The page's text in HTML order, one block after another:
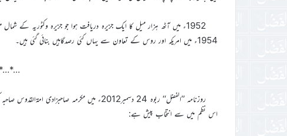
1952ء میں آٹھ ہزار میل کا ایک جزیرہ دریافت ہوا جو جزیرہ وکٹوریہ
1954ء میں امریکہ اور روس کے تعاون سے یہاں کئی رصدگاہیں بنائی گئی ہیں۔
روزنامہ ’’الفضل‘‘ ربوہ 24 دسمبر2012ء میں
اس نظم میں سے انتخاب پیش ہے: